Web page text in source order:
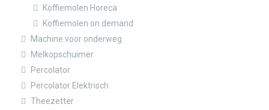
Koffiemolen Horeca
Koffiemolen on demand
Machine voor onderweg
Melkopschuimer
Percolator
Percolator Elektrisch
Theezetter